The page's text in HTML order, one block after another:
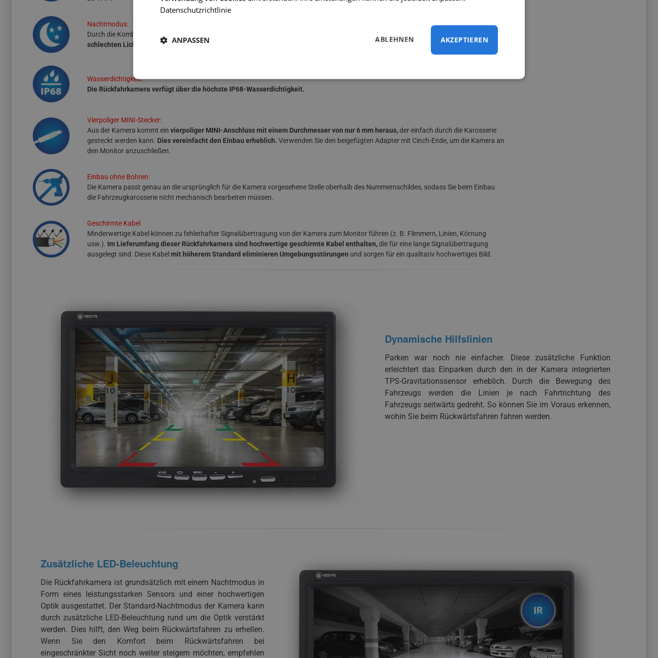
Nachtmodus:
Durch die Kombination eines leistungsstarken Sensors, hochwertiger Optik und moderner Technologie kann die Kamera
schlechten Lichtverhältnissen (ab 0,1 Lux) ein Bild
Wasserdichtigkeit:
Die Rückfahrkamera verfügt über die höchste IP68-Wasserdichtigkeit.
Vierpoliger MINI-Stecker:
Aus der Kamera kommt ein vierpoliger MINI-Anschluss mit einem Durchmesser von nur 6 mm heraus,der einfach durch die Karosserie
gesteckt werden kann. Dies vereinfacht den Einbau erheblich. Verwenden Sie den beigefügten Adapter mit Cinch-Ende, um die Kamera an
den Monitor anzuschließen.
Einbau ohne Bohren:
Die Kamera passt genau an die ursprünglich für die Kamera vorgesehene Stelle oberhalb des Nummernschildes, sodass Sie beim Einbau
die Fahrzeugkarosserie nicht mechanisch bearbeiten müssen.
Geschirmte Kabel
Minderwertige Kabel können zu fehlerhafter Signalübertragung von der Kamera zum Monitor führen (z. B. Flimmern, Linien, Körnung
usw.). Im Lieferumfang dieser Rückfahrkamera sind hochwertige geschirmte Kabel enthalten,die für eine lange Signalübertragung
ausgelegt sind. Diese Kabel mit höherem Standard eliminieren Umgebungsstörungen und sorgen für ein qualitativ hochwertiges Bild.
Dynamische Hilfslinien
Parken war noch nie einfacher. Diese zusätzliche Funktion
erleichtert das Einparken durch den in der Kamera integrierten
TPS-Gravitationssensor erheblich. Durch die Bewegung des
Fahrzeugs werden die Linien je nach Fahrtrichtung des
Fahrzeugs seitwärts gedreht. So können Sie im Voraus erkennen,
wohin Sie beim Rückwärtsfahren fahren werden.
Zusätzliche LED-Beleuchtung
Die Rückfahrkamera ist grundsätzlich mit einem Nachtmodus in
Form eines leistungsstarken Sensors und einer hochwertigen
Optik ausgestattet. Der Standard-Nachtmodus der Kamera kann
durch zusätzliche LED-Beleuchtung rund um die Optik verstärkt
werden. Dies hilft, den Weg beim Rückwärtsfahren zu erhellen.
Wenn Sie den Komfort beim Rückwärtsfahren bei
eingeschränkter Sicht noch weiter steigern möchten, empfehlen
Datenschutzrichtlinie
AKZEPTIEREN
ABLEHNEN
ANPASSEN